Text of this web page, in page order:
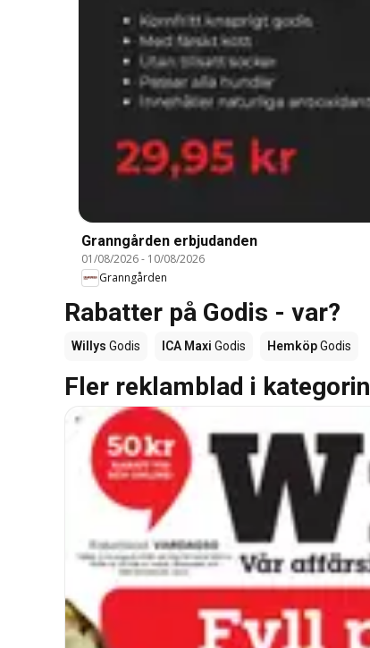
Granngården erbjudanden
01/08/2026- 10/08/2026
Granngården
Rabatter på Godis - var?
Willys Godis ICA Maxi Godis HemköpGodis
Fler reklamblad i kategorin